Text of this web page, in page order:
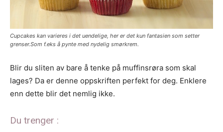
Cupcakes kan varieres i det uendelige, her er det kun fantasien som setter
grenser.Som f.eks å pynte med nydelig smørkrem.
Blir du sliten av bare å tenke på muffinsrøra som skal
lages? Da er denne oppskriften perfekt for deg. Enklere
enn dette blir det nemlig ikke.
Du trenger :